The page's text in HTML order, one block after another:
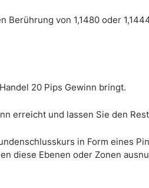
von 1,1480 oder
20 Pips Gewinn bringt.
erreicht und lassen Sie den
in Form eines
diese Ebenen oder Zonen